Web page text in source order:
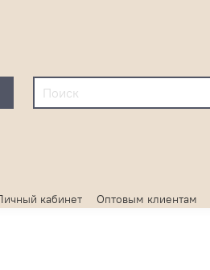
кабинет Оптовым клиентам